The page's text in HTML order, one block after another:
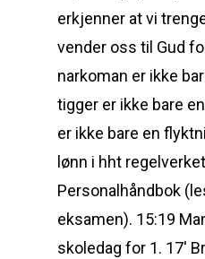
erkjenner at vi
vender oss til Gud
narkoman er ikke
tigger er ikke bare
er ikke bare en
lønn i hht
Personalhåndbok
eksamen). 15:19
skoledag for 1. 17′